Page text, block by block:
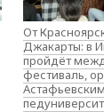
От
Джакарты: в
пройдёт
фестиваль,